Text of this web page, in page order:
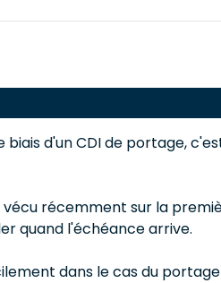
d'un CDI de portage,
vécu récemment sur la
quand l'échéance arrive.
dans le cas du